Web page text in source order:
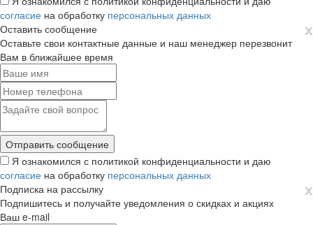
согласие на обработку персональных данных
х
Оставить сообщение
Оставьте свои контактные данные и наш менеджер перезвонит
Вам в ближайшее время
Я ознакомился с политикой конфиденциальности и даю
согласие на обработку персональных данных
х
Подписка на рассылку
Подпишитесь и получайте уведомления о скидках и акциях
Ваш e-mail